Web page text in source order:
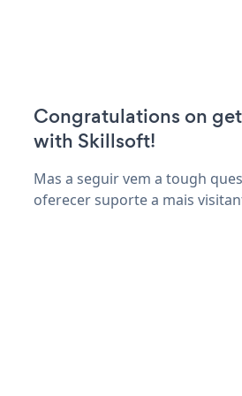
Congratulations on
with Skillsoft!
Mas a seguir vem a tough
oferecer suporte a mais